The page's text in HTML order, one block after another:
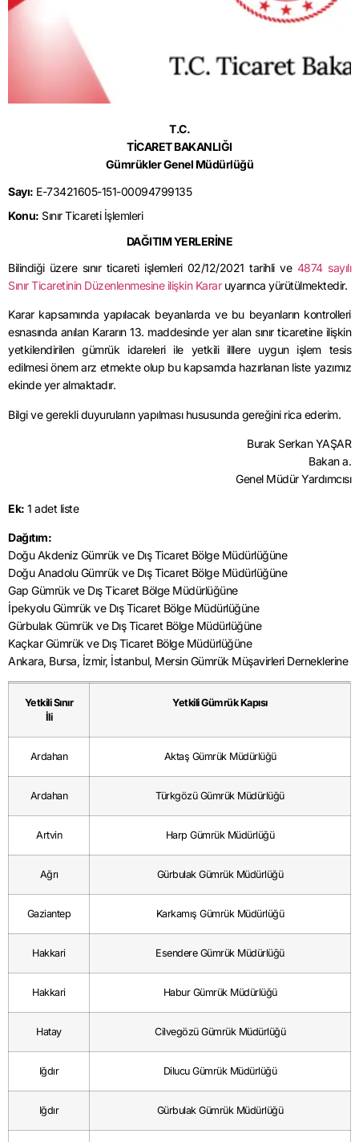
T.C.
TİCARET BAKANLIĞI
Gümrükler Genel Müdürlüğü
Sayı: E-73421605-151-00094799135
Konu: Sınır Ticareti İşlemleri
DAĞITIM YERLERİNE
Bilindiği üzere sınır ticareti işlemleri 02/12/2021 tarihli ve 4874 sayılı
Sınır Ticaretinin Düzenlenmesine ilişkin Kararuyarınca yürütülmektedir.
Karar kapsamında yapılacak beyanlarda ve bu beyanların kontrolleri
esnasında anılan Kararın 13. maddesinde yer alan sınır ticaretine ilişkin
yetkilendirilen gümrük idareleri ile yetkili illlere uygun işlem tesis
edilmesi önem arz etmekte olup bu kapsamda hazırlanan liste yazımız
ekinde yer almaktadır.
Bilgi ve gerekli duyuruların yapılması hususunda gereğini rica ederim.
Burak Serkan YAŞAR
Bakan a.
Genel Müdür Yardımcısı
Ek: 1 adet liste
Dağıtım:
Doğu Akdeniz Gümrük ve Dış Ticaret Bölge Müdürlüğüne
Doğu Anadolu Gümrük ve Dış Ticaret Bölge Müdürlüğüne
Gap Gümrük ve Dış Ticaret Bölge Müdürlüğüne
İpekyolu Gümrük ve Dış Ticaret Bölge Müdürlüğüne
Gürbulak Gümrük ve Dış Ticaret Bölge Müdürlüğüne
Kaçkar Gümrük ve Dış Ticaret Bölge Müdürlüğüne
Ankara, Bursa, İzmir, İstanbul, Mersin Gümrük Müşavirleri Derneklerine
Yetkili Sınır
İli
Yetkili Gümrük Kapısı
Ardahan Aktaş Gümrük Müdürlüğü
Ardahan Türkgözü Gümrük Müdürlüğü
Artvin Harp Gümrük Müdürlüğü
Ağrı Gürbulak Gümrük Müdürlüğü
Gaziantep Karkamış Gümrük Müdürlüğü
Hakkari Esendere Gümrük Müdürlüğü
Hakkari Habur Gümrük Müdürlüğü
Hatay Cilvegözü Gümrük Müdürlüğü
Iğdır Dilucu Gümrük Müdürlüğü
Iğdır Gürbulak Gümrük Müdürlüğü